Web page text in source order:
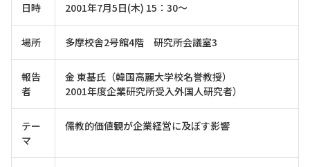
日時 2001年7月5日(木) 15：30～
場所 多摩校舎2号館4階 研究所会議室3
報告
者
金 東基氏（韓国高麗大学校名誉教授）
2001年度企業研究所受入外国人研究者）
テー
マ
儒教的価値観が企業経営に及ぼす影響